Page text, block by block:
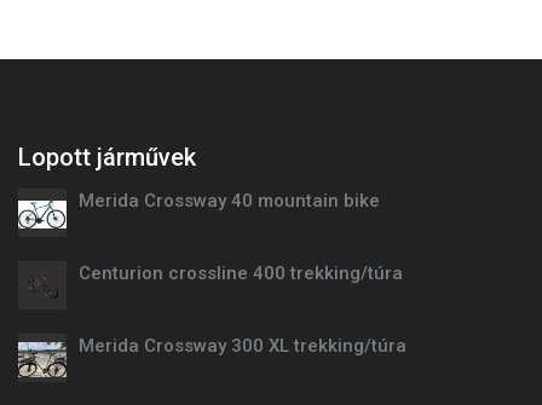
Lopott járművek
Merida Crossway 40 mountain bike
Centurion crossline 400 trekking/túra
Merida Crossway 300 XL trekking/túra